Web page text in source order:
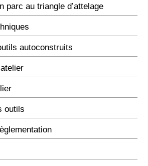
parc au triangle d’attelage
autoconstruits
outils